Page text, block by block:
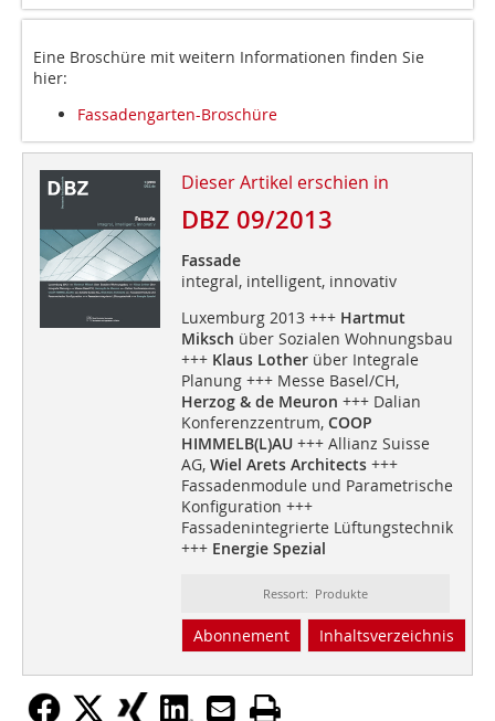
Eine Broschüre mit weitern Informationen finden Sie
hier:
Fassadengarten-Broschüre
Dieser Artikel erschien in
DBZ 09/2013
Fassade
integral, intelligent, innovativ
Luxemburg 2013 +++ Hartmut
Miksch über Sozialen Wohnungsbau
+++ Klaus Lotherüber Integrale
Planung +++ Messe Basel/CH,
Herzog & de Meuron +++ Dalian
Konferenzzentrum,COOP
HIMMELB(L)AU+++ Allianz Suisse
AG, Wiel Arets Architects+++
Fassadenmodule und Parametrische
Konfiguration +++
Fassadenintegrierte Lüftungstechnik
+++ Energie Spezial
Ressort: Produkte
Abonnement Inhaltsverzeichnis